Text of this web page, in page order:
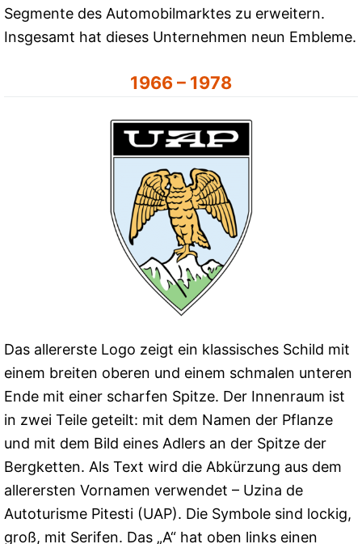
Segmente des Automobilmarktes zu erweitern.
Insgesamt hat dieses Unternehmen neun Embleme.
1966 – 1978
Das allererste Logo zeigt ein klassisches Schild mit
einem breiten oberen und einem schmalen unteren
Ende mit einer scharfen Spitze. Der Innenraum ist
in zwei Teile geteilt: mit dem Namen der Pflanze
und mit dem Bild eines Adlers an der Spitze der
Bergketten. Als Text wird die Abkürzung aus dem
allerersten Vornamen verwendet – Uzina de
Autoturisme Pitesti (UAP). Die Symbole sind lockig,
groß, mit Serifen. Das „A“ hat oben links einen